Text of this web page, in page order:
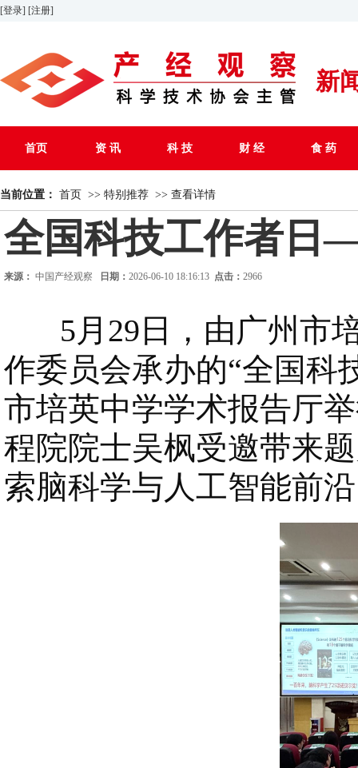
[登录] [注册]
新
首页 资 讯 科 技 财 经 食 药
当前位置： 首页 >> 特别推荐 >> 查看详情
全国科技工作者日
来源： 中国产经观察 日期： 2026-06-10 18:16:13 点击： 2966
5月29日，由广州市培
作委员会承办的“全国科
市培英中学学术报告厅
程院院士吴枫受邀带来
索脑科学与人工智能前